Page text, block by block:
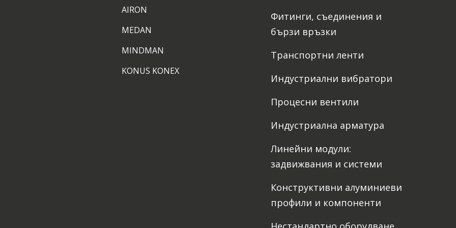
AIRON
MEDAN
MINDMAN
KONUS KONEX
Фитинги, съединения и
бързи връзки
Транспортни ленти
Индустриални вибратори
Процесни вентили
Индустриална арматура
Линейни модули:
задвижвания и системи
Конструктивни алуминиеви
профили и компоненти